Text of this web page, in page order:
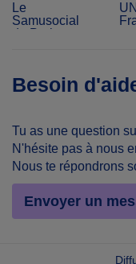
Le
Samusocial
de Paris
Besoin
Tu as une question
N'hésite pas à nous
Nous te répondrons
Envoyer un